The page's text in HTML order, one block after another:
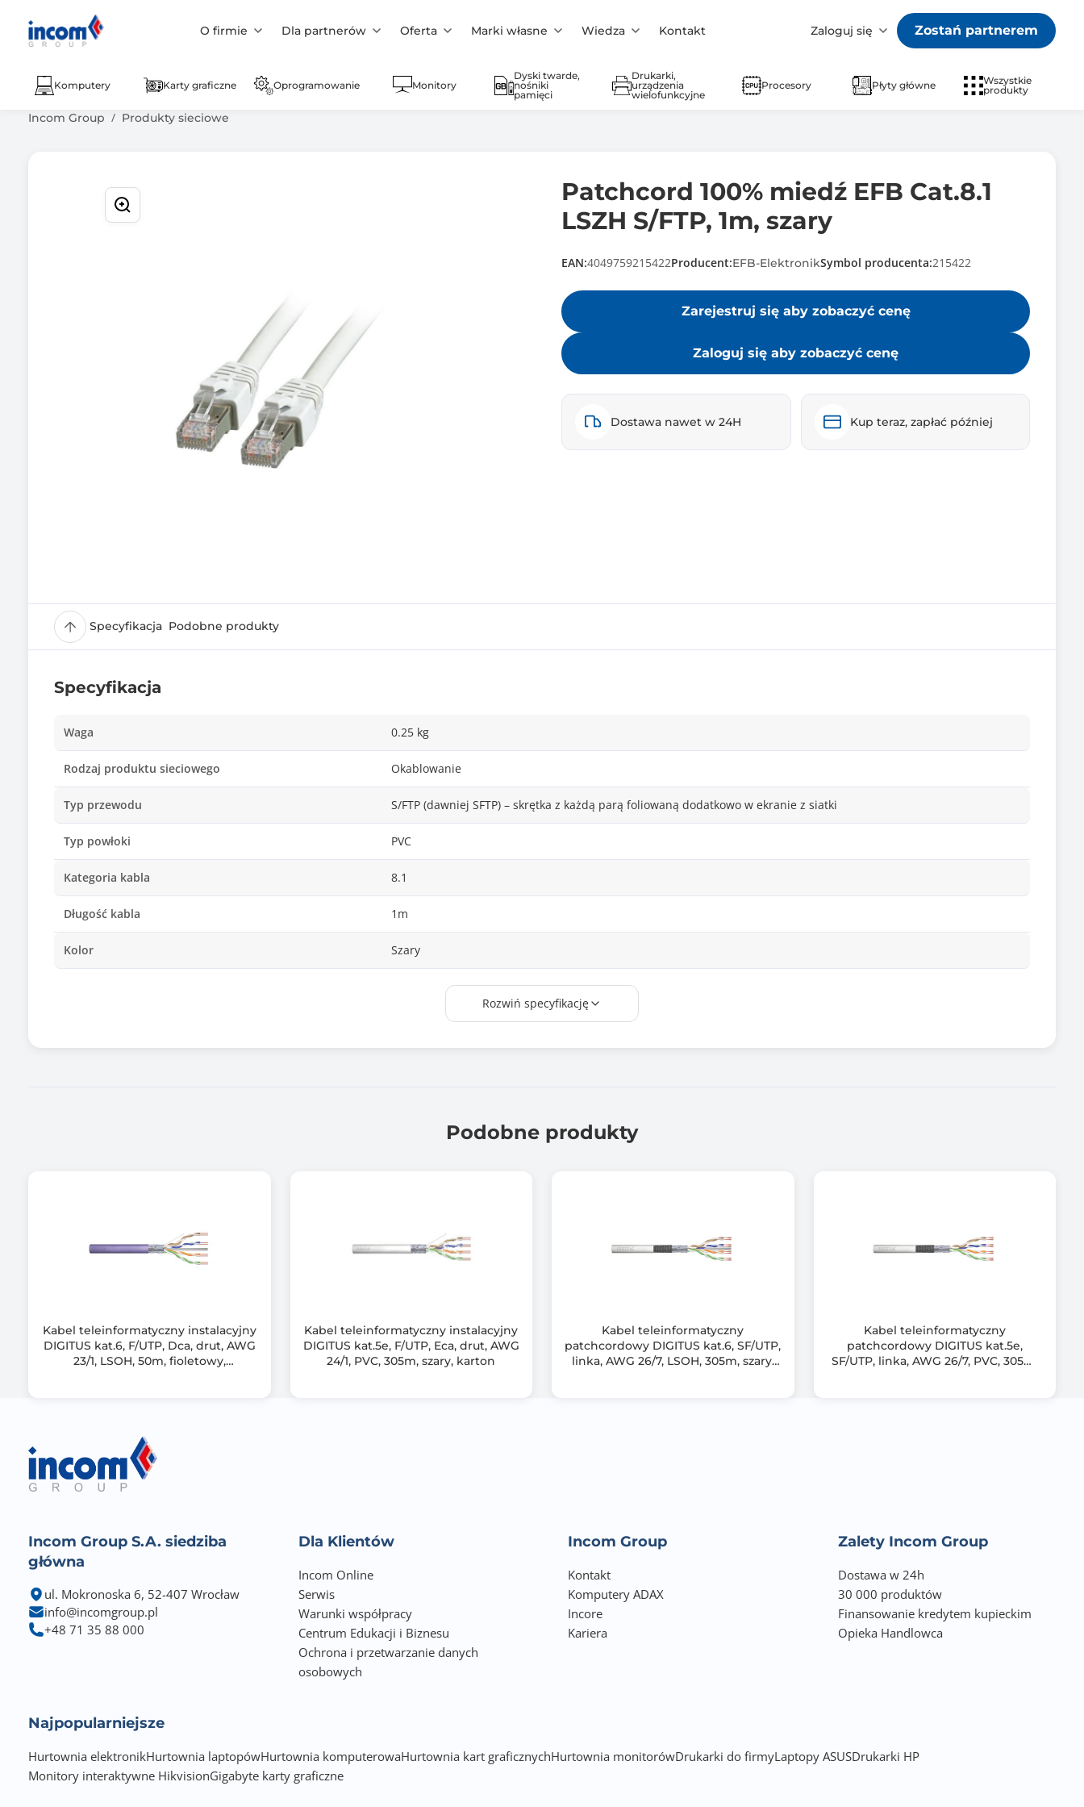
O firmie Dla partnerów Oferta Marki własne Wiedza Kontakt Zaloguj się Zostań partnerem
Komputery Karty graficzne Oprogramowanie Monitory
Dyski twarde,
nośniki
pamięci
Drukarki,
urządzenia
wielofunkcyjne
Procesory Płyty główne
Wszystkie
produkty
Incom Group Produkty sieciowe
Patchcord 100% miedź EFB Cat.8.1
LSZH S/FTP, 1m, szary
EAN:4049759215422Producent:EFB-ElektronikSymbol producenta:215422
Zarejestruj się aby zobaczyć cenę
Zaloguj się aby zobaczyć cenę
Dostawa nawet w 24H Kup teraz, zapłać później
Specyfikacja Podobne produkty
Specyfikacja
Waga 0.25 kg
Rodzaj produktu sieciowego Okablowanie
Typ przewodu S/FTP (dawniej SFTP) – skrętka z każdą parą foliowaną dodatkowo w ekranie z siatki
Typ powłoki PVC
Kategoria kabla 8.1
Długość kabla 1m
Kolor Szary
Średnica zewnętrzna kabla: 8 mm
Rozmiar AWG: 24/7
Kodowanie: TIA/EIA 568B
Rozwiń specyfikację
Podobne produkty
Kabel teleinformatyczny instalacyjny
DIGITUS kat.6, F/UTP, Dca, drut, AWG
23/1, LSOH, 50m, fioletowy,
Kabel teleinformatyczny instalacyjny
DIGITUS kat.5e, F/UTP, Eca, drut, AWG
24/1, PVC, 305m, szary, karton
Kabel teleinformatyczny
patchcordowy DIGITUS kat.6, SF/UTP,
linka, AWG 26/7, LSOH, 305m, szary,
Kabel teleinformatyczny
patchcordowy DIGITUS kat.5e,
SF/UTP, linka, AWG 26/7, PVC, 305m,
Incom Group S.A. siedziba
główna
ul. Mokronoska 6, 52-407 Wrocław
info@incomgroup.pl
+48 71 35 88 000
Dla Klientów
Incom Online
Serwis
Warunki współpracy
Centrum Edukacji i Biznesu
Ochrona i przetwarzanie danych
osobowych
Incom Group
Kontakt
Komputery ADAX
Incore
Kariera
Zalety Incom Group
Dostawa w 24h
30 000 produktów
Finansowanie kredytem kupieckim
Opieka Handlowca
Najpopularniejsze
Hurtownia elektronikHurtownia laptopówHurtownia komputerowaHurtownia kart graficznychHurtownia monitorówDrukarki do firmyLaptopy ASUSDrukarki HP
Monitory interaktywne HikvisionGigabyte karty graficzne